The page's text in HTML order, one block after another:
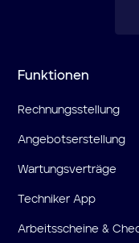
Funktionen
Rechnungsstellung
Angebotserstellung
Wartungsverträge
Techniker App
Arbeitsscheine &